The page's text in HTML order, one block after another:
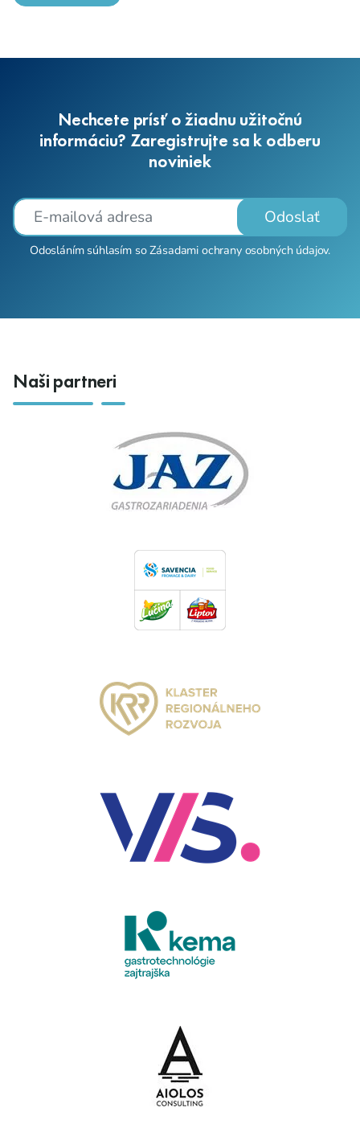
Nechcete prísť o žiadnu užitočnú
informáciu? Zaregistrujte sa k odberu
noviniek
Odoslať
Odosláním súhlasím soZásadami ochrany osobných údajov.
Naši partneri